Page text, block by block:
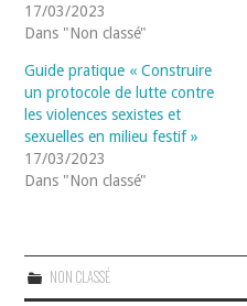
17/03/2023
Dans "Non classé"
Guide pratique « Construire
un protocole de lutte contre
les violences sexistes et
sexuelles en milieu festif »
17/03/2023
Dans "Non classé"
NON CLASSÉ